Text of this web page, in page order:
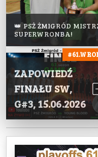
👑 PSŻ ŻMIGRÓD
SUPERWRONBA!
ZAPOWIEDŹ
FINAŁU SW,
G#3, 15.06.2026